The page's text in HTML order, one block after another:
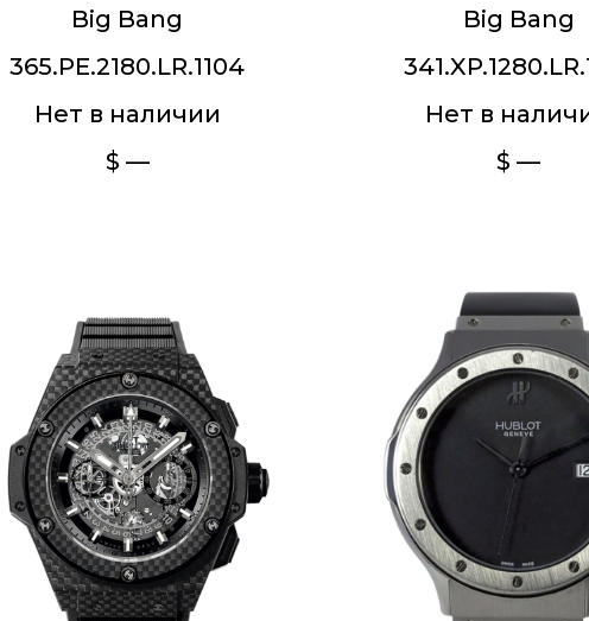
Big Bang
365.PE.2180.LR.1104
Нет в наличии
$ —
Big Bang
Нет в
$ —